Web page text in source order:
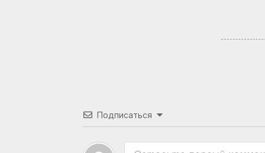
Подписаться